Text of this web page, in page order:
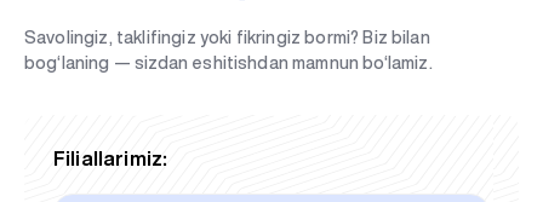
Savolingiz, taklifingiz yoki fikringiz bormi? Biz bilan
bog‘laning — sizdan eshitishdan mamnun bo‘lamiz.
Filiallarimiz: